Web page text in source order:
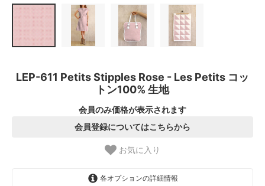
LEP-611 Petits Stipples Rose - Les Petits コッ
トン100% 生地
会員のみ価格が表示されます
会員登録についてはこちらから
お気に入り
各オプションの詳細情報